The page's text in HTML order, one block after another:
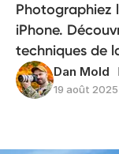
Photographiez
iPhone.
techniques de
Dan Mold
19 août 2025